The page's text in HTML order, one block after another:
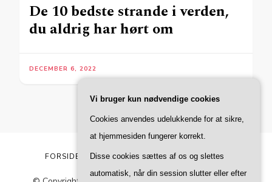
De 10 bedste strande i verden,
du aldrig har hørt om
DECEMBER 6, 2022
FORSIDE MERE OM FACA PRIVATLIVSPOLITIK
Vi bruger kun nødvendige cookies
Cookies anvendes udelukkende for at sikre,
at hjemmesiden fungerer korrekt.
Disse cookies sættes af os og slettes
automatisk, når din session slutter eller efter